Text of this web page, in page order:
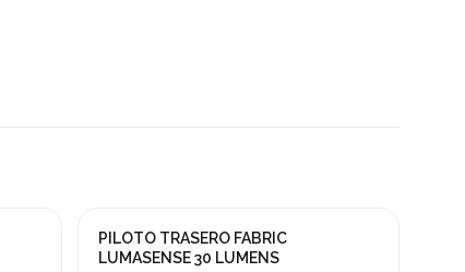
PILOTO TRASERO FABRIC
LUMASENSE 30 LUMENS